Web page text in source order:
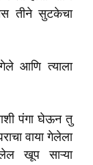
तीने सुटकेचा
आणि त्याला
पंगा घेऊन तु
वाया गेलेला
खूप साऱ्या